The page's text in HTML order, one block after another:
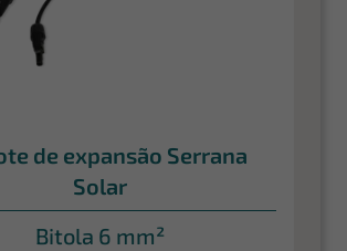
de expansão Serrana
Solar
Bitola 6 mm²